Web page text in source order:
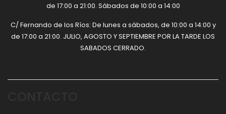
de 17:00 a 21:00. Sábados de 10:00 a 14:00
C/ Fernando de los Ríos: De lunes a sábados, de 10:00 a 14:00 y
de 17:00 a 21:00. JULIO, AGOSTO Y SEPTIEMBRE POR LA TARDE LOS
SABADOS CERRADO.